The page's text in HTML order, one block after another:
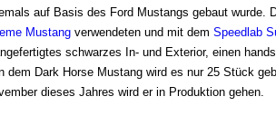
auf Basis des Ford Mustangs gebaut wurde.
Mustang verwendeten und mit dem Speedlab
schwarzes In- und Exterior, einen
dem Dark Horse Mustang wird es nur 25 Stück
dieses Jahres wird er in Produktion gehen.